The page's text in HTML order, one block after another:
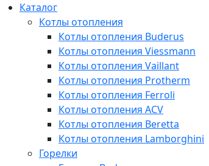
Каталог
Котлы отопления
Котлы отопления Buderus
Котлы отопления Viessmann
Котлы отопления Vaillant
Котлы отопления Protherm
Котлы отопления Ferroli
Котлы отопления ACV
Котлы отопления Beretta
Котлы отопления Lamborghini
Горелки